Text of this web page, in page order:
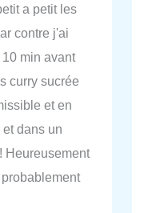
a petit les
contre j'ai
min avant
curry sucrée
et en
dans un
Heureusement